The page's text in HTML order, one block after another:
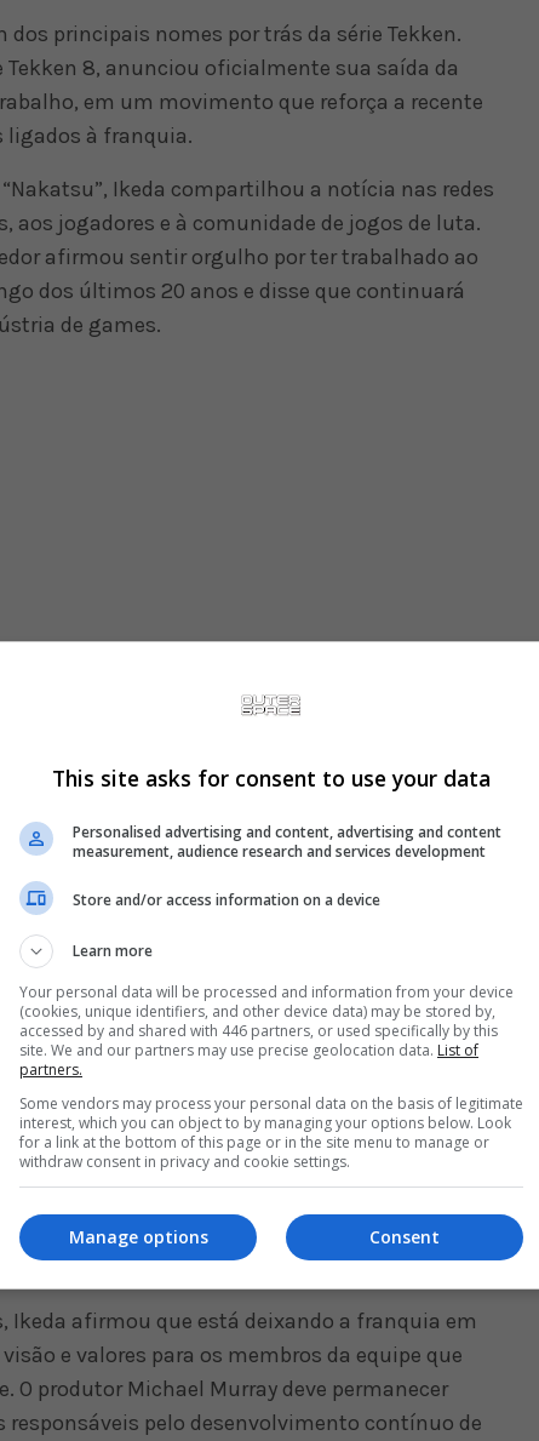
principais nomes por trás da série Tekken.
Tekken 8, anunciou oficialmente sua saída da
em um movimento que reforça a recente
ligados à franquia.
Ikeda compartilhou a notícia nas redes
aos jogadores e à comunidade de jogos de luta.
afirmou sentir orgulho por ter trabalhado ao
dos últimos 20 anos e disse que continuará
de games.
após a despedida de Katsuhiro Harada,
série Tekken por mais de três décadas.
fim de 2025 e posteriormente anunciou a
a SNK.
em meados dos anos 2000 e participou de
de jogos de luta. Seu currículo inclui
Tag Tournament 2 e Tekken 3D: Prime Edition
em Tekken 7. Posteriormente, ele também
chefe.
relembrou que era frequentador assíduo de
como um sonho realizado ter se
por uma das franquias de luta mais
destacou a oportunidade de interagir com fãs
de desenvolvimento de Tekken 7 e Tekken 8.
Ikeda afirmou que está deixando a franquia em
e valores para os membros da equipe que
O produtor Michael Murray deve permanecer
pelo desenvolvimento contínuo de
This site asks for consent to use your data
Personalised advertising and content, advertising and content
measurement, audience research and services development
Store and/or access information on a device
Learn more
Your personal data will be processed and information from your device
(cookies, unique identifiers, and other device data) may be stored by,
accessed by and shared with 446 partners, or used specifically by this
site. We and our partners may use precise geolocation data. List of
partners.
Some vendors may process your personal data on the basis of legitimate
interest, which you can object to by managing your options below. Look
for a link at the bottom of this page or in the site menu to manage or
withdraw consent in privacy and cookie settings.
Consent
Manage options